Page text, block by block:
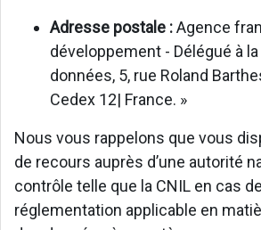
Adresse postale :Agence
développement - Délégué à
données, 5, rue Roland
Cedex 12| France. »
Nous vous rappelons que vous
de recours auprès d’une autorité
contrôle telle que la CNIL en cas
réglementation applicable en